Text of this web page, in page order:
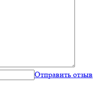
Отправить отзыв